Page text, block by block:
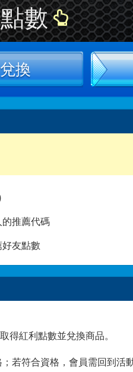
數
換
推薦代碼
友點數
得紅利點數並兌換商品。
若符合資格，會員需回到活